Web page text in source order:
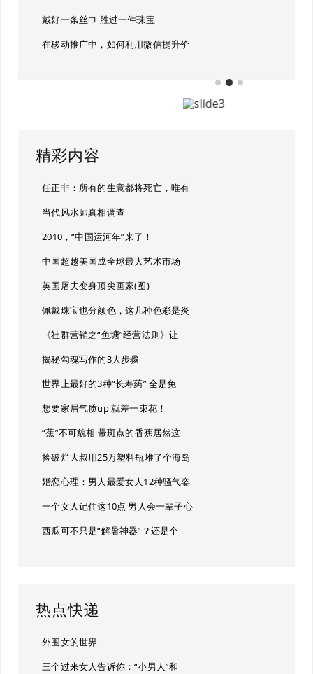
戴好一条丝巾 胜过一件珠宝
在移动推广中，如何利用微信提升价
精彩内容
任正非：所有的生意都将死亡，唯有
当代风水师真相调查
2010，“中国运河年”来了！
中国超越美国成全球最大艺术市场
英国屠夫变身顶尖画家(图)
佩戴珠宝也分颜色，这几种色彩是炎
《社群营销之“鱼塘”经营法则》让
揭秘勾魂写作的3大步骤
世界上最好的3种“长寿药” 全是免
想要家居气质up 就差一束花！
“蕉”不可貌相 带斑点的香蕉居然这
捡破烂大叔用25万塑料瓶堆了个海岛
婚恋心理：男人最爱女人12种骚气姿
一个女人记住这10点 男人会一辈子心
西瓜可不只是“解暑神器”？还是个
热点快递
外围女的世界
三个过来女人告诉你：“小男人”和